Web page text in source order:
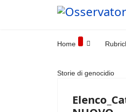
Home
Storie di genocidio